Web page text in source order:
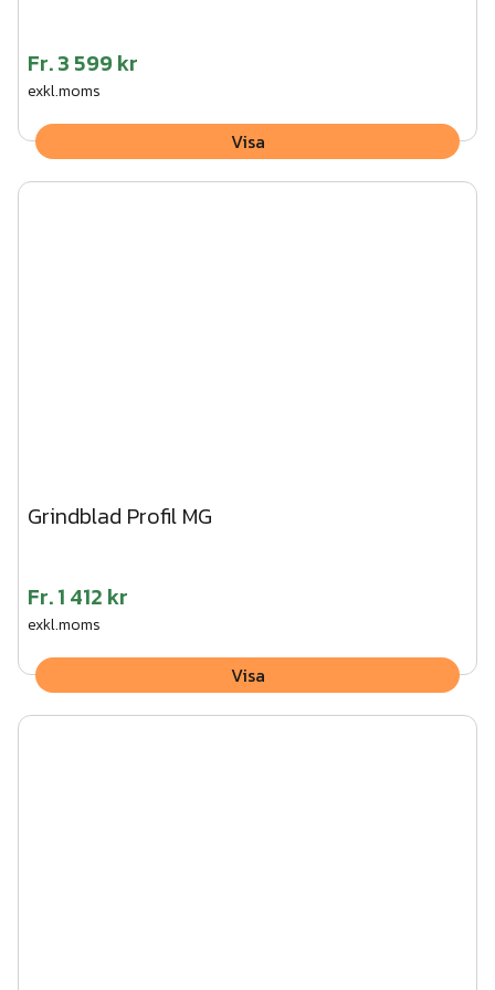
Fr.3 599 kr
exkl.moms
Visa
Grindblad Profil MG
Fr.1 412 kr
exkl.moms
Visa